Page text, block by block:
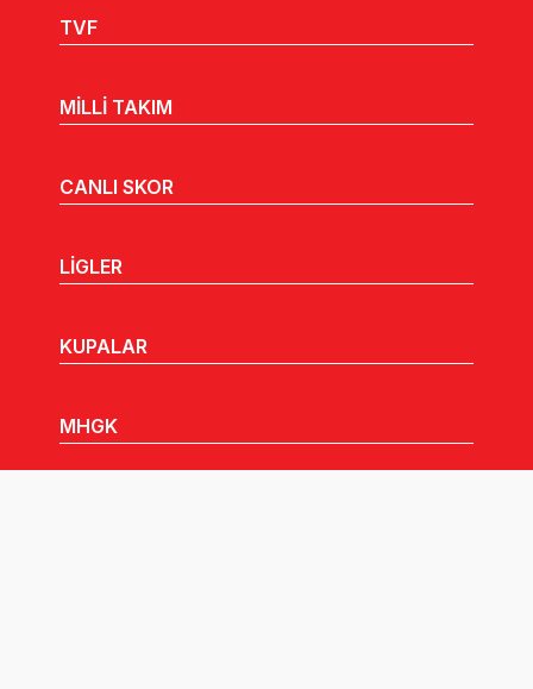
TVF
MİLLİ TAKIM
CANLI SKOR
LİGLER
KUPALAR
MHGK